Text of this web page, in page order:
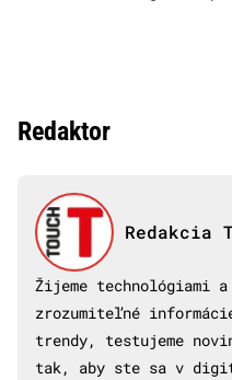
Redaktor
Redakcia
Žijeme technológiami
zrozumiteľné
trendy, testujeme
tak, aby ste sa v